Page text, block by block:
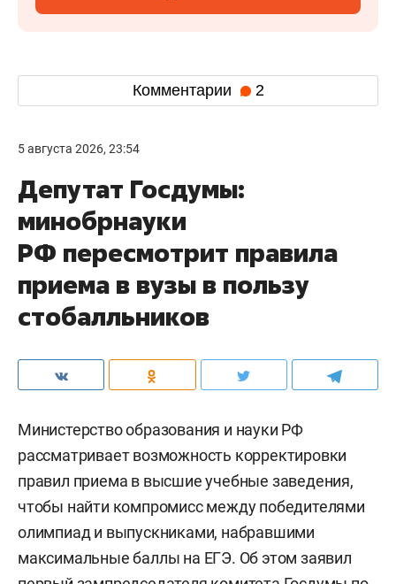
Комментарии 2
5 августа 2026, 23:54
Депутат Госдумы:
минобрнауки
РФ пересмотрит правила
приема в вузы в пользу
стобалльников
Министерство образования и науки РФ
рассматривает возможность корректировки
правил приема в высшие учебные заведения,
чтобы найти компромисс между победителями
олимпиад и выпускниками, набравшими
максимальные баллы на ЕГЭ. Об этом заявил